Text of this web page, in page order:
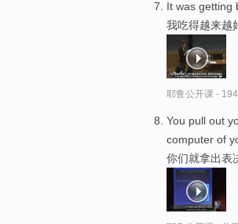
It was getting
我吃得越来越
耶鲁公开课 -
You pull out
computer of
你们就拿出表